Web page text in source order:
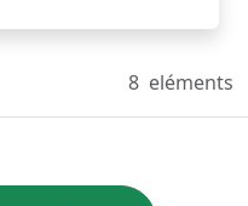
8 eléments